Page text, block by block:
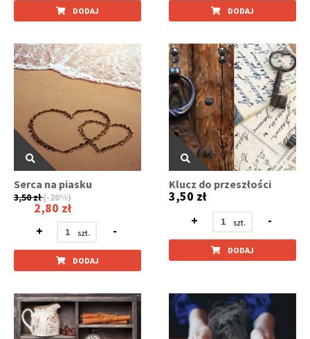
DODAJ DODAJ
Serca na piasku
3,50 zł (-20%)
2,80 zł
+
-
DODAJ
Klucz do przeszłości
3,50 zł
+
-
DODAJ